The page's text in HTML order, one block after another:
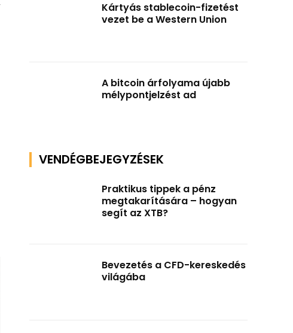
Kártyás stablecoin-fizetést
vezet be a Western Union
A bitcoin árfolyama újabb
mélypontjelzést ad
VENDÉGBEJEGYZÉSEK
Praktikus tippek a pénz
megtakarítására – hogyan
segít az XTB?
Bevezetés a CFD-kereskedés
világába